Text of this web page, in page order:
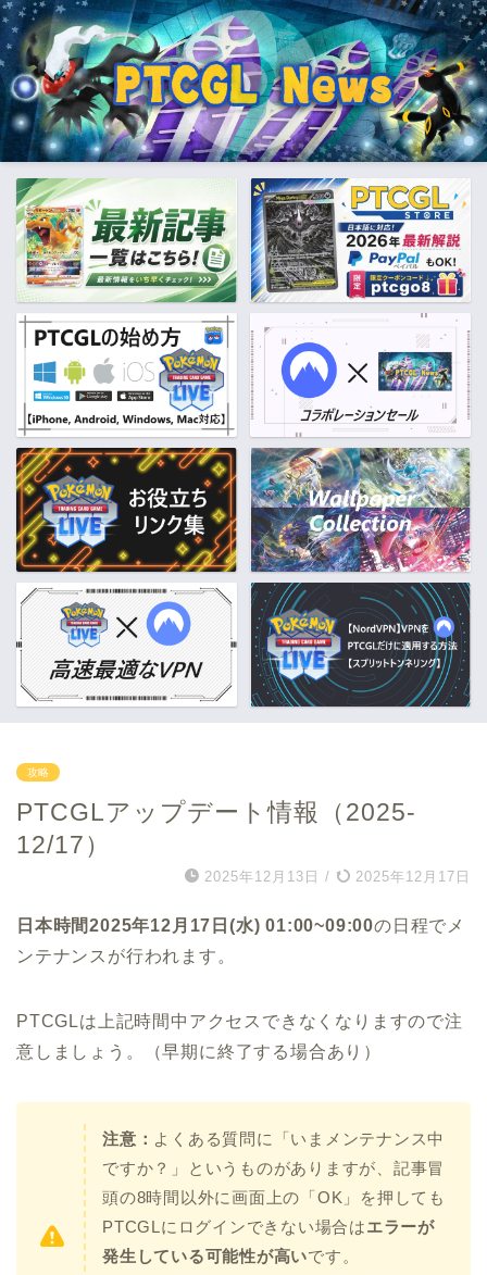
攻略
PTCGLアップデート情報（2025-
12/17）
2025年12月13日 / 2025年12月17日
日本時間2025年12月17日(水) 01:00~09:00の日程でメ
ンテナンスが行われます。
PTCGLは上記時間中アクセスできなくなりますので注
意しましょう。（早期に終了する場合あり）
注意： よくある質問に「いまメンテナンス中
ですか？」というものがありますが、記事冒
頭の8時間以外に画面上の「OK」を押しても
PTCGLにログインできない場合はエラーが
発生している可能性が高いです。